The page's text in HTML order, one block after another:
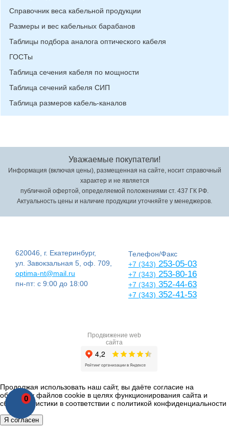
0
Справочник веса кабельной продукции
Размеры и вес кабельных барабанов
Таблицы подбора аналога оптического кабеля
ГОСТы
Таблица сечения кабеля по мощности
Таблица сечений кабеля СИП
Таблица размеров кабель-каналов
Уважаемые покупатели!
Информация (включая цены), размещенная на сайте, носит справочный
характер и не является
публичной офертой, определяемой положениями ст. 437 ГК РФ.
Актуальность цены и наличие продукции уточняйте у менеджеров.
620046, г. Екатеринбург,
ул. Завокзальная 5, оф. 709,
optima-nt@mail.ru
пн-пт: с 9:00 до 18:00
Телефон/Факс
+7 (343) 253-05-03
+7 (343) 253-80-16
+7 (343) 352-44-63
+7 (343) 352-41-53
Продвижение web
сайта
Продолжая использовать наш сайт, вы даёте согласие на
обработку файлов cookie в целях функционирования сайта и
сбора статистики в соответствии с политикой конфиденциальности
Я согласен